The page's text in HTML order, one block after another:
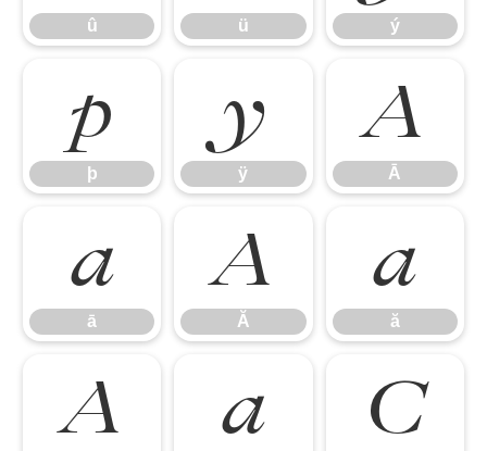
û ü ý
þ
þ
ÿ
ÿ
Ā
Ā
ā
ā
Ă
Ă
ă
ă
Ą ą Ć